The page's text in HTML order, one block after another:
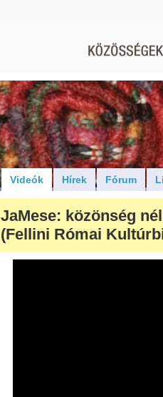
Videók Hírek Fórum
JaMese: közönség
(Fellini Római